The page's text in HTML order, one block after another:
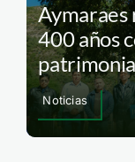
Aymaraes
400 años
Noticias